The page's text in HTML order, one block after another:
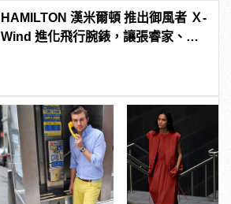
HAMILTON 漢米爾頓 推出御風者 Ｘ-
Wind 進化飛行腕錶，讓張睿家、小